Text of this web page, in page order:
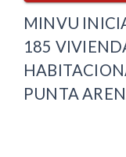
MINVU
185
PUNTA